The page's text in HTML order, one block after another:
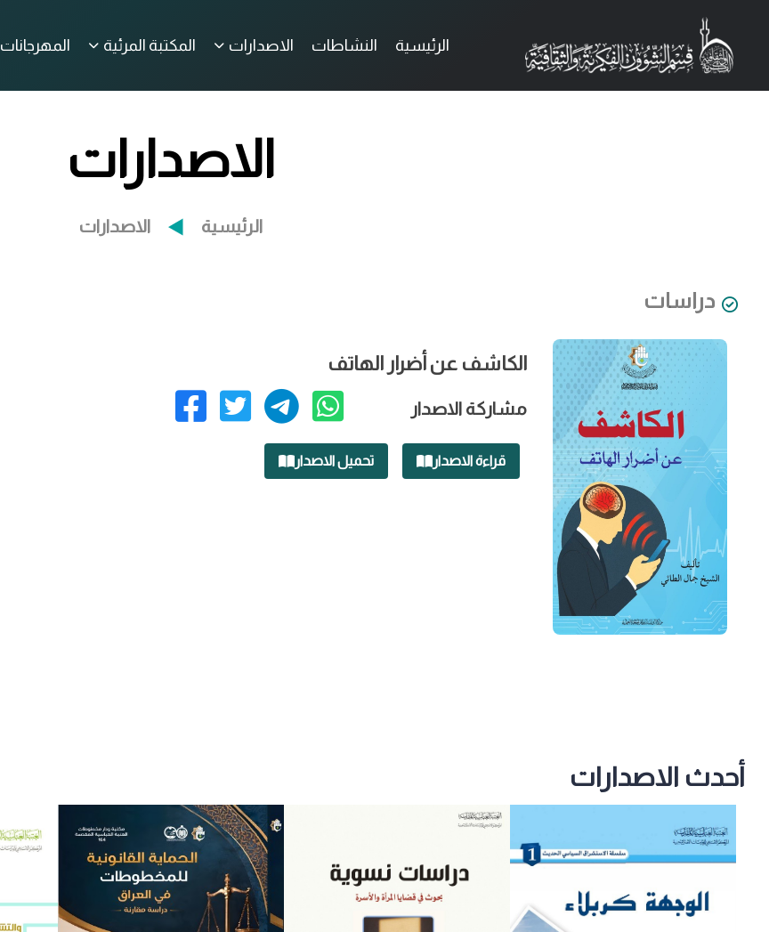
الرئيسية النشاطات الاصدارات المكتبة المرئية المهرجانات
الاصدارات
الرئيسية الاصدارات
دراسات
الكاشف عن أضرار الهاتف
مشاركة الاصدار
قراءة الاصدار تحميل الاصدار
أحدث الاصدارات